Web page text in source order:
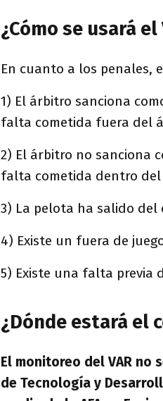
¿Cómo se usará
En cuanto a los penales,
1) El árbitro sanciona
falta cometida fuera del
2) El árbitro no sanciona
falta cometida dentro del
3) La pelota ha salido del
4) Existe un fuera de
5) Existe una falta previa
¿Dónde estará el
El monitoreo del VAR no
de Tecnología y